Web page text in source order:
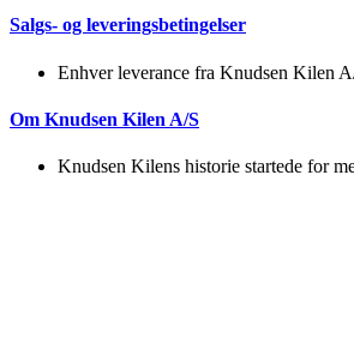
Salgs- og leveringsbetingelser
Enhver leverance fra Knudsen Kilen
Om Knudsen Kilen A/S
Knudsen Kilens historie startede for